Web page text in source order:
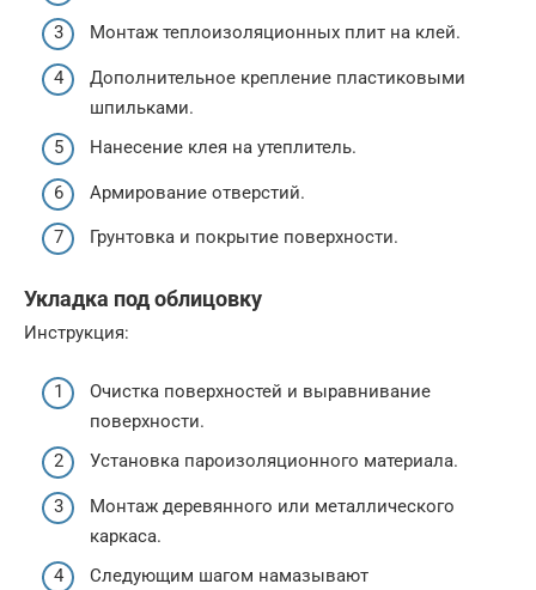
Монтаж теплоизоляционных плит на клей.
Дополнительное крепление пластиковыми
шпильками.
Нанесение клея на утеплитель.
Армирование отверстий.
Грунтовка и покрытие поверхности.
Укладка под облицовку
Инструкция:
Очистка поверхностей и выравнивание
поверхности.
Установка пароизоляционного материала.
Монтаж деревянного или металлического
каркаса.
Следующим шагом намазывают